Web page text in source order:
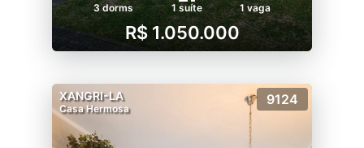
3 dorms 1 suíte 1 vaga
R$ 1.050.000
XANGRI-LA
Casa Hermosa
9124